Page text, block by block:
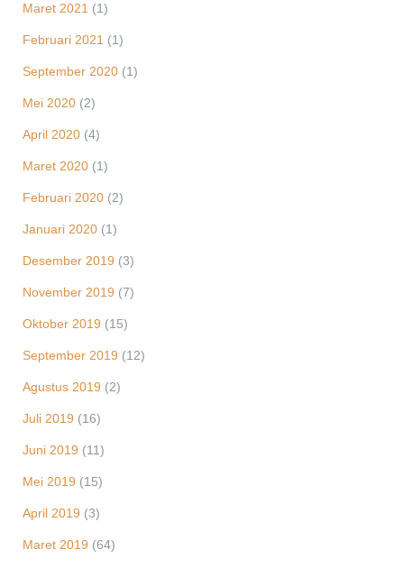
Maret 2021 (1)
Februari 2021 (1)
September 2020 (1)
Mei 2020 (2)
April 2020 (4)
Maret 2020 (1)
Februari 2020 (2)
Januari 2020 (1)
Desember 2019 (3)
November 2019 (7)
Oktober 2019 (15)
September 2019 (12)
Agustus 2019 (2)
Juli 2019 (16)
Juni 2019 (11)
Mei 2019 (15)
April 2019 (3)
Maret 2019 (64)